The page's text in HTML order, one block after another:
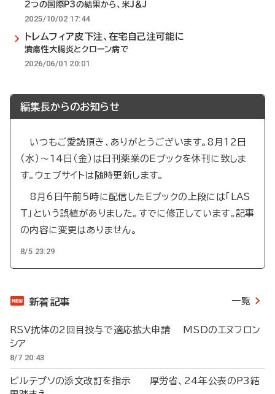
2つの国際P3の結果から、米J＆J
2025/10/02 17:44
トレムフィア皮下注、在宅自己注可能に
潰瘍性大腸炎とクローン病で
2026/06/01 20:01
編集長からのお知らせ
いつもご愛読頂き、ありがとうございます。8月12日
（水）～14日（金）は日刊薬業のEブックを休刊に致しま
す。ウェブサイトは随時更新します。
8月6日午前5時に配信したEブックの上段には「LAS
T」という誤植がありました。すでに修正しています。記事
の内容に変更はありません。
8/5 23:29
新着記事 一覧
RSV抗体の2回目投与で適応拡大申請 MSDのエヌフロン
シア
8/7 20:43
ビルテプソの添文改訂を指示 厚労省、24年公表のP3結